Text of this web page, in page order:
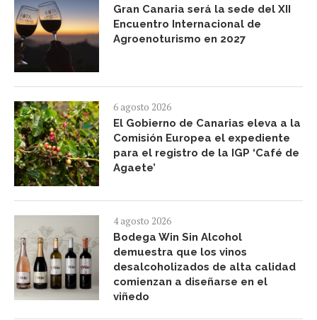
Gran Canaria será la sede del XII
Encuentro Internacional de
Agroenoturismo en 2027
6 agosto 2026
El Gobierno de Canarias eleva a la
Comisión Europea el expediente
para el registro de la IGP ‘Café de
Agaete’
4 agosto 2026
Bodega Win Sin Alcohol
demuestra que los vinos
desalcoholizados de alta calidad
comienzan a diseñarse en el
viñedo